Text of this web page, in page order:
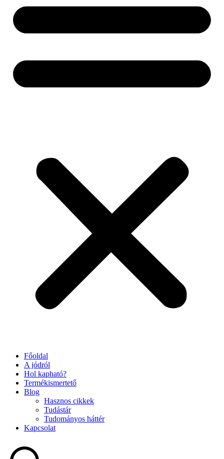
Főoldal
A jódról
Hol kapható?
Termékismertető
Blog
Hasznos cikkek
Tudástár
Tudományos háttér
Kapcsolat